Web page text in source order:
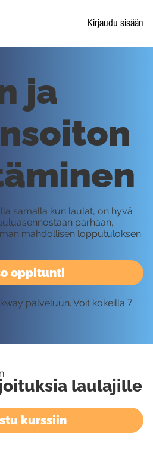
Kirjaudu sisään
oppitunti
ja
samalla kun laulat, on hyvä
parhaan,
mahdollisen lopputuloksen
palveluun. Voit kokeilla 7
laulajille
kurssiin